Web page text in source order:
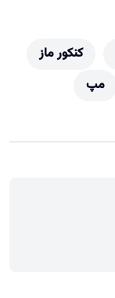
کنکور ماز
مپ